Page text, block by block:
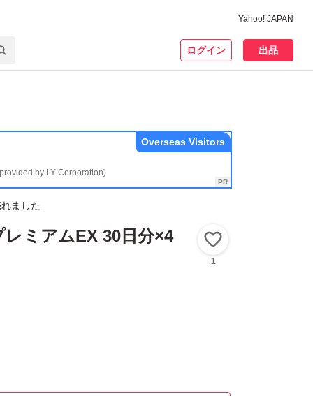
Yahoo! JAPAN
ログイン 出品
by LY Corporation)
Overseas Visitors
ました
ミアムEX 30日分×4
1